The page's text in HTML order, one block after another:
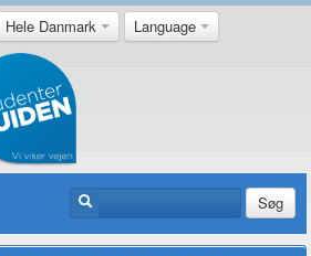
Hele Danmark Language
Søg